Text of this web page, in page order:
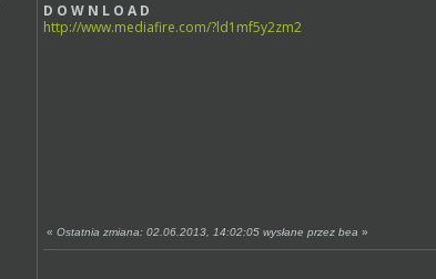
D O W N L O A D
http://www.mediafire.com/?ld1mf5y2zm2
« Ostatnia zmiana: 02.06.2013, 14:02:05 wysłane przez bea »